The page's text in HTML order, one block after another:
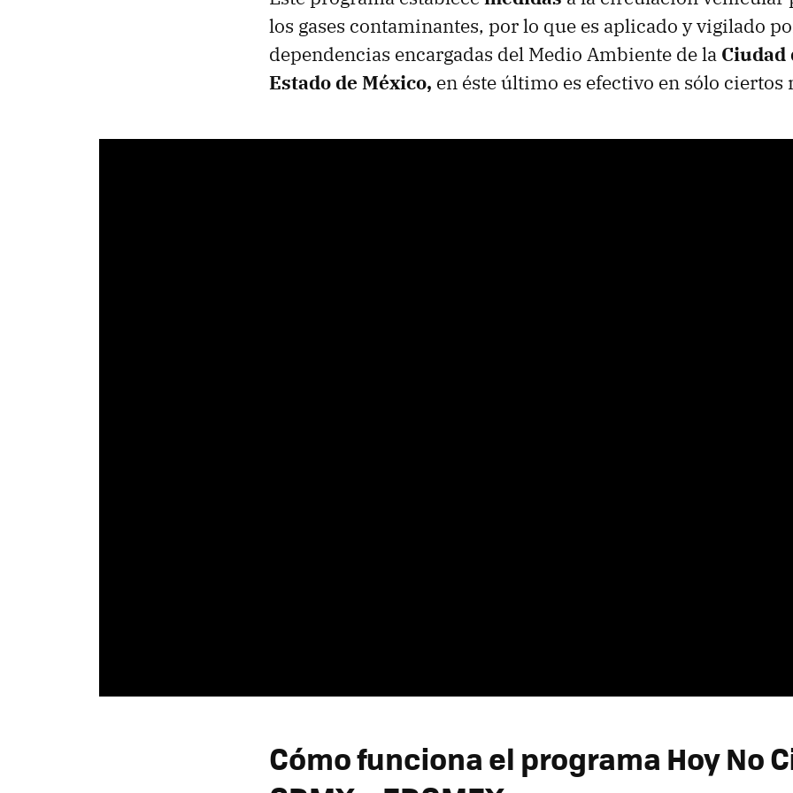
los gases contaminantes, por lo que es aplicado y vigilado
dependencias encargadas del Medio Ambiente de la Ciudad
Estado de México, en éste último es efectivo en sólo
Cómo funciona el programa Hoy No